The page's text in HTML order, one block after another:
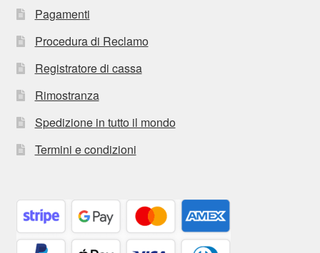
Pagamenti
Procedura di Reclamo
Registratore di cassa
Rimostranza
Spedizione in tutto il mondo
Termini e condizioni